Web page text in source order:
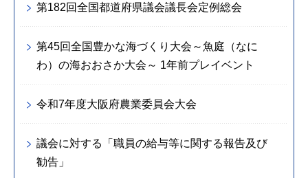
第182回全国都道府県議会議長会定例総会
第45回全国豊かな海づくり大会～魚庭（なに
わ）の海おおさか大会～ 1年前プレイベント
令和7年度大阪府農業委員会大会
議会に対する「職員の給与等に関する報告及び
勧告」